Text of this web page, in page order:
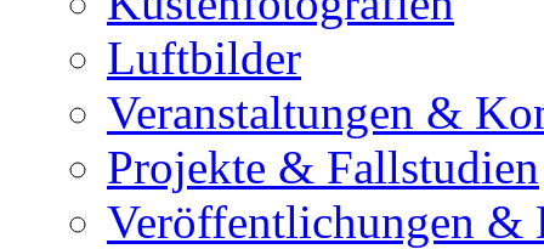
Luftbilder
Veranstaltungen &
Projekte & Fallstudien
Veröffentlichungen &